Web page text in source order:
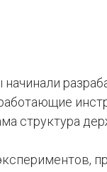
структура